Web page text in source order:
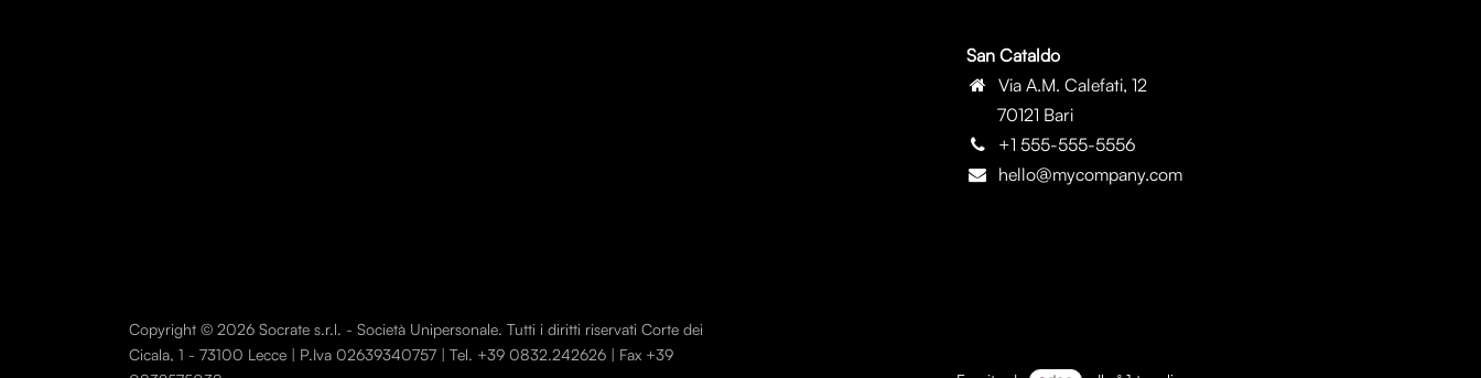
San Cataldo
Via A.M. Calefati, 12
70121 Bari
+1 555-555-5556
hello@mycompany.com
Copyright © 2026 Socrate s.r.l. - Società Unipersonale. Tutti i diritti riservati Corte dei
Cicala, 1 - 73100 Lecce | P.Iva 02639340757 | Tel. +39 0832.242626 | Fax +39